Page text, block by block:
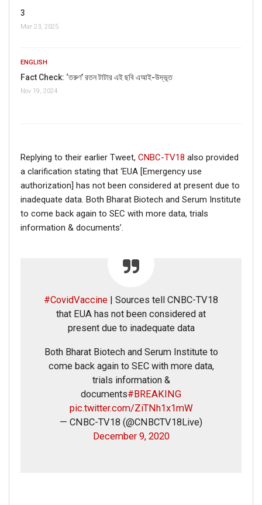
3
Mar 23, 2025
ENGLISH
Fact Check: ‘তরুণ’ রতন টাটার এই ছবি এআই-উদ্ভূত
Nov 19, 2024
Replying to their earlier Tweet, CNBC-TV18 also provided
a clarification stating that ‘EUA [Emergency use
authorization] has not been considered at present due to
inadequate data. Both Bharat Biotech and Serum Institute
to come back again to SEC with more data, trials
information & documents’.
#CovidVaccine | Sources tell CNBC-TV18
that EUA has not been considered at
present due to inadequate data
Both Bharat Biotech and Serum Institute to
come back again to SEC with more data,
trials information &
documents#BREAKING
pic.twitter.com/ZiTNh1x1mW
— CNBC-TV18 (@CNBCTV18Live)
December 9, 2020